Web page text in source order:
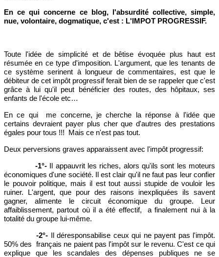
En ce qui concerne ce blog, l'absurdité collective, simple,
nue, volontaire, dogmatique, c'est : L'IMPOT PROGRESSIF.
Toute l'idée de simplicité et de bêtise évoquée plus haut est
résumée en ce type d'imposition. L'argument, que les tenants de
ce système serinent à longueur de commentaires, est que le
débiteur de cet impôt progressif ferait bien de se rappeler que c'est
grâce à lui qu'il peut bénéficier des routes, des hôpitaux, ses
enfants de l'école etc…
En ce qui me concerne, je cherche la réponse à l'idée que
certains devraient payer plus cher que d'autres des prestations
égales pour tous !!! Mais ce n'est pas tout.
Deux perversions graves apparaissent avec l'impôt progressif:
-1°- Il appauvrit les riches, alors qu'ils sont les moteurs
économiques d'une société. Il est clair qu'il ne faut pas leur confier
le pouvoir politique, mais il est tout aussi stupide de vouloir les
ruiner. L'argent, que pour des raisons inexpliquées ils savent
gagner, alimente le circuit économique du groupe. Leur
affaiblissement, partout où il a été effectif, a finalement nui à la
totalité du groupe lui-même.
-2°- Il déresponsabilise ceux qui ne payent pas l'impôt.
50% des français ne paient pas l'impôt sur le revenu. C'est ce qui
explique que les scandales des dépenses publiques ne se